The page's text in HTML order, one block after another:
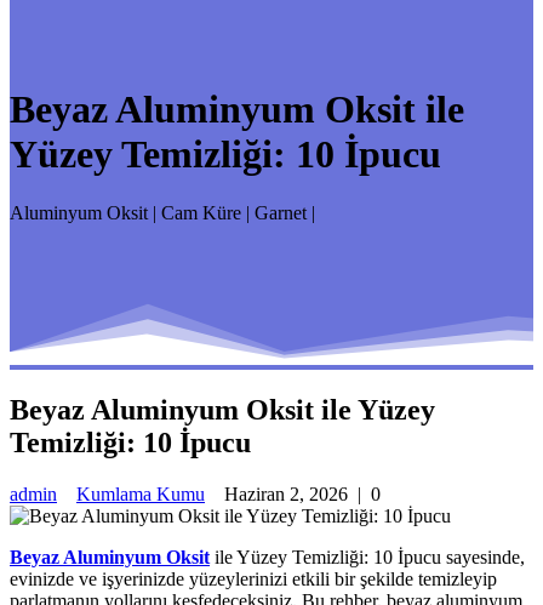
Beyaz Aluminyum Oksit ile
Yüzey Temizliği: 10 İpucu
Aluminyum Oksit | Cam Küre | Garnet |
Beyaz Aluminyum Oksit ile Yüzey
Temizliği: 10 İpucu
admin Kumlama Kumu Haziran 2, 2026 | 0
Beyaz Aluminyum Oksit ile Yüzey Temizliği: 10 İpucu sayesinde,
evinizde ve işyerinizde yüzeylerinizi etkili bir şekilde temizleyip
parlatmanın yollarını keşfedeceksiniz. Bu rehber, beyaz aluminyum